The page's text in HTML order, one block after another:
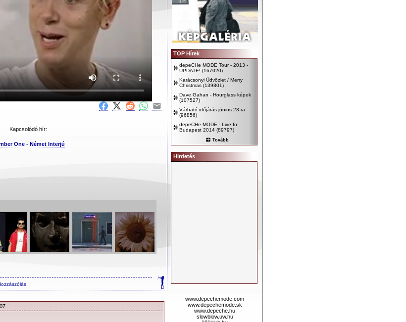
Kapcsolódó hír:
One - Német Interjú
TOP Hírek
depeCHe MODE Tour - 2013 -
UPDATE! (167020)
Karácsonyi Üdvözlet / Merry
Christmas (139801)
Dave Gahan - Hourglass képek
(107527)
Várható időjárás június 23-ra
(96856)
depeCHe MODE - Live In
Budapest 2014 (89797)
Tovább
Hirdetés
www.depechemode.com
www.depechemode.sk
www.depeche.hu
slowblow.uw.hu